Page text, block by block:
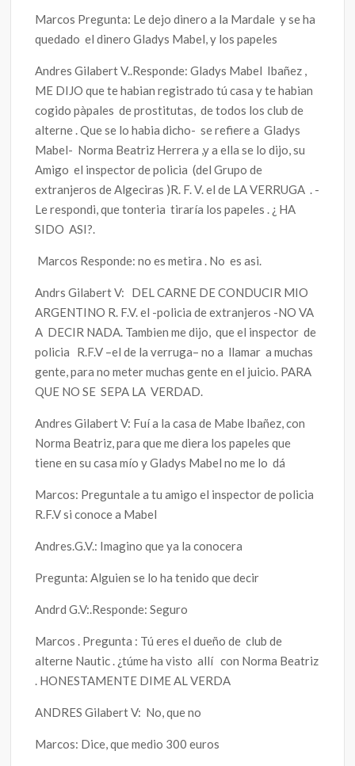
Marcos Pregunta: Le dejo dinero a la Mardale y se ha
quedado el dinero Gladys Mabel, y los papeles
Andres Gilabert V..Responde: Gladys Mabel Ibañez ,
ME DIJO que te habian registrado tú casa y te habian
cogido pàpales de prostitutas, de todos los club de
alterne . Que se lo habia dicho- se refiere a Gladys
Mabel- Norma Beatriz Herrera ,y a ella se lo dijo, su
Amigo el inspector de policia (del Grupo de
extranjeros de Algeciras )R. F. V. el de LA VERRUGA . -
Le respondi, que tonteria tiraría los papeles . ¿ HA
SIDO ASI?.
Marcos Responde: no es metira . No es asi.
Andrs Gilabert V: DEL CARNE DE CONDUCIR MIO
ARGENTINO R. F.V. el -policia de extranjeros -NO VA
A DECIR NADA. Tambien me dijo, que el inspector de
policia R.F.V –el de la verruga– no a llamar a muchas
gente, para no meter muchas gente en el juicio. PARA
QUE NO SE SEPA LA VERDAD.
Andres Gilabert V: Fuí a la casa de Mabe Ibañez, con
Norma Beatriz, para que me diera los papeles que
tiene en su casa mío y Gladys Mabel no me lo dá
Marcos: Preguntale a tu amigo el inspector de policia
R.F.V si conoce a Mabel
Andres.G.V.: Imagino que ya la conocera
Pregunta: Alguien se lo ha tenido que decir
Andrd G.V:.Responde: Seguro
Marcos . Pregunta : Tú eres el dueño de club de
alterne Nautic . ¿túme ha visto allí con Norma Beatriz
. HONESTAMENTE DIME AL VERDA
ANDRES Gilabert V: No, que no
Marcos: Dice, que medio 300 euros